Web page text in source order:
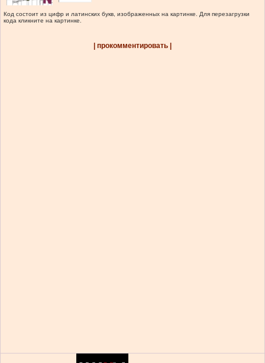
Код состоит из цифр и латинских букв, изображенных на картинке. Для перезагрузки
кода кликните на картинке.
| прокомментировать |